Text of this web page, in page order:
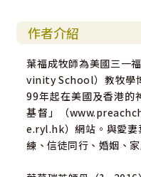
本書一如既往，葉牧師
事做好釋經的功夫，例
存記於讀者心中！
願神使用本書，帶我們
的榜樣，在過程中與主
看得見耶穌的身影！」
作者介紹
葉福成牧師為美國三
vinity School）教牧學
99年起在美國及香港的
基督」（
e.ryl.hk）網站。與愛妻
練、信徒同行、婚姻、